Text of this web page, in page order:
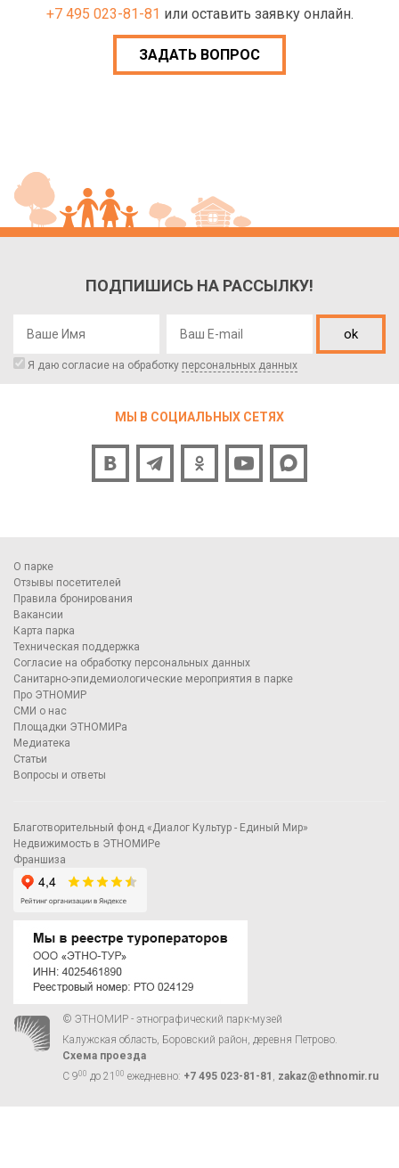
+7 495 023-81-81 или оставить заявку онлайн.
ЗАДАТЬ ВОПРОС
ПОДПИШИСЬ НА РАССЫЛКУ!
ok
Я даю согласие на обработку персональных данных
МЫ В СОЦИАЛЬНЫХ СЕТЯХ
О парке
Отзывы посетителей
Правила бронирования
Вакансии
Карта парка
Техническая поддержка
Согласие на обработку персональных данных
Санитарно-эпидемиологические мероприятия в парке
Про ЭТНОМИР
СМИ о нас
Площадки ЭТНОМИРа
Медиатека
Статьи
Вопросы и ответы
Благотворительный фонд «Диалог Культур - Единый Мир»
Недвижимость в ЭТНОМИРе
Франшиза
© ЭТНОМИР - этнографический парк-музей
Калужская область, Боровский район, деревня Петрово.
Схема проезда
С 900 до 21 00 ежедневно: +7 495 023-81-81 , zakaz@ethnomir.ru